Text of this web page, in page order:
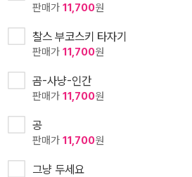
판매가 11,700원
찰스 부코스키 타자기
판매가 11,700원
곰-사냥-인간
판매가 11,700원
공
판매가 11,700원
그냥 두세요